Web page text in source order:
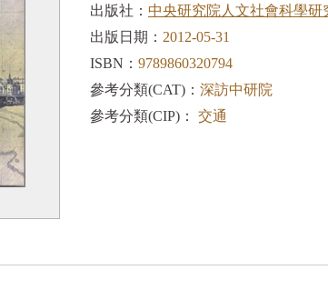
出版社： 中央研究院人文社會科學研
出版日期： 2012-05-31
ISBN： 9789860320794
參考分類(CAT)： 深訪中研院
參考分類(CIP)：
交通